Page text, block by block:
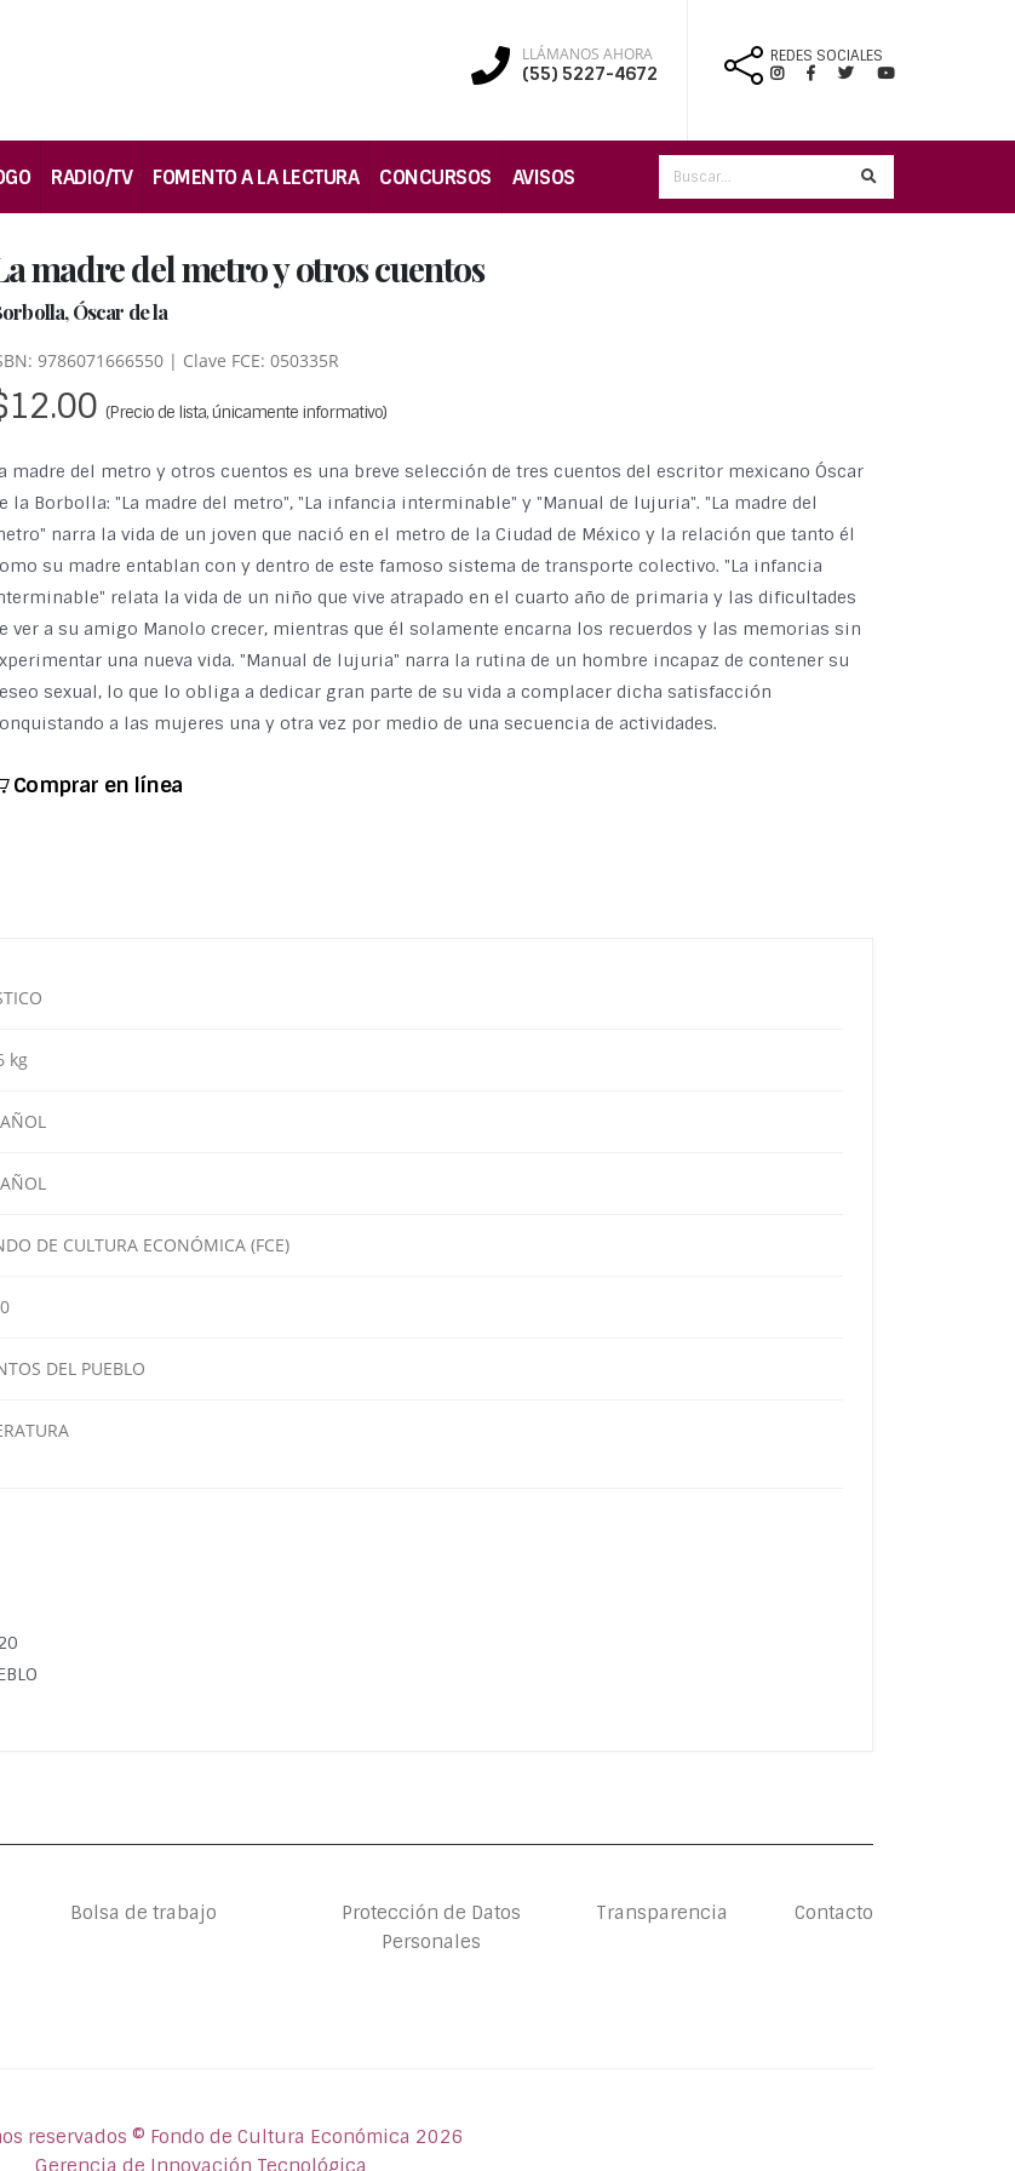
LLÁMANOS AHORA
(55) 5227-4672
REDES SOCIALES
RADIO/TV FOMENTO A LA LECTURA CONCURSOS AVISOS
madre del metro y otros cuentos
Óscar de la
9786071666550 | Clave FCE: 050335R
(Precio de lista, únicamente informativo)
madre del metro y otros cuentos es una breve selección de tres cuentos del escritor mexicano Óscar
la Borbolla: "La madre del metro", "La infancia interminable" y "Manual de lujuria". "La madre del
narra la vida de un joven que nació en el metro de la Ciudad de México y la relación que tanto él
su madre entablan con y dentro de este famoso sistema de transporte colectivo. "La infancia
relata la vida de un niño que vive atrapado en el cuarto año de primaria y las dificultades
ver a su amigo Manolo crecer, mientras que él solamente encarna los recuerdos y las memorias sin
una nueva vida. "Manual de lujuria" narra la rutina de un hombre incapaz de contener su
sexual, lo que lo obliga a dedicar gran parte de su vida a complacer dicha satisfacción
a las mujeres una y otra vez por medio de una secuencia de actividades.
Comprar en línea
kg
DE CULTURA ECONÓMICA (FCE)
DEL PUEBLO
Bolsa de trabajo
Protección de Datos
Personales
Transparencia Contacto
reservados © Fondo de Cultura Económica 2026
Gerencia de Innovación Tecnológica